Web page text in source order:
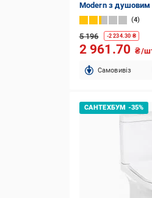
Modern з душовим
4
5 196 -2 234.30 ₴
2 961.70 ₴/
Cамовивіз